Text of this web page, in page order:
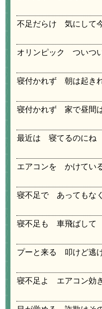
不足だらけ 気にして
オリンピック ついつ
寝付かれず 朝は起き
寝付かれず 家で昼間
最近は 寝てるのにね
エアコンを かけてい
寝不足で あってもな
寝不足も 車飛ばして
プーと来る 叩けど逃
寝不足よ エアコン効